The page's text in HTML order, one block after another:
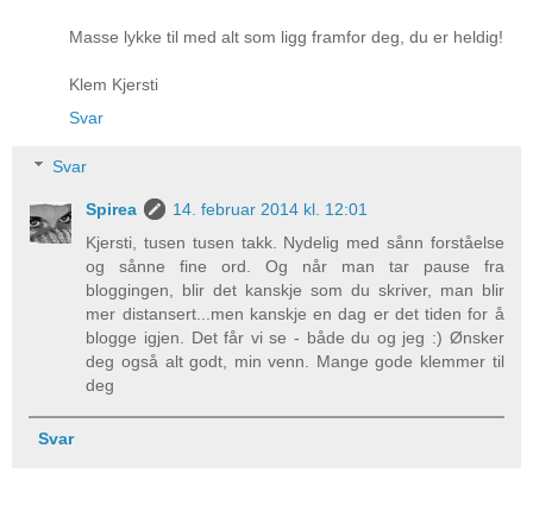
Masse lykke til med alt som ligg framfor deg, du er heldig!
Klem Kjersti
Svar
Svar
Spirea
14. februar 2014 kl. 12:01
Kjersti, tusen tusen takk. Nydelig med sånn forståelse
og sånne fine ord. Og når man tar pause fra
bloggingen, blir det kanskje som du skriver, man blir
mer distansert...men kanskje en dag er det tiden for å
blogge igjen. Det får vi se - både du og jeg :) Ønsker
deg også alt godt, min venn. Mange gode klemmer til
deg
Svar